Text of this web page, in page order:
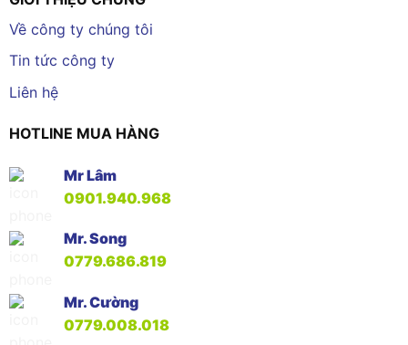
Về công ty chúng tôi
Tin tức công ty
Liên hệ
HOTLINE MUA HÀNG
Mr Lâm
0901.940.968
Mr. Song
0779.686.819
Mr. Cường
0779.008.018